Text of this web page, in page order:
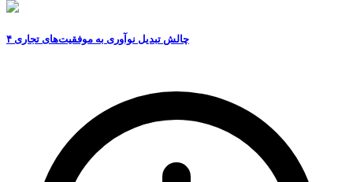
۴ چالش تبدیل نوآوری به موفقیت‌های تجاری